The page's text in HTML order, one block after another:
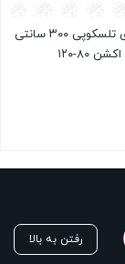
چوب ماهیگیری تلسکوپی ۳۰۰ سانتی
رفتن به بالا